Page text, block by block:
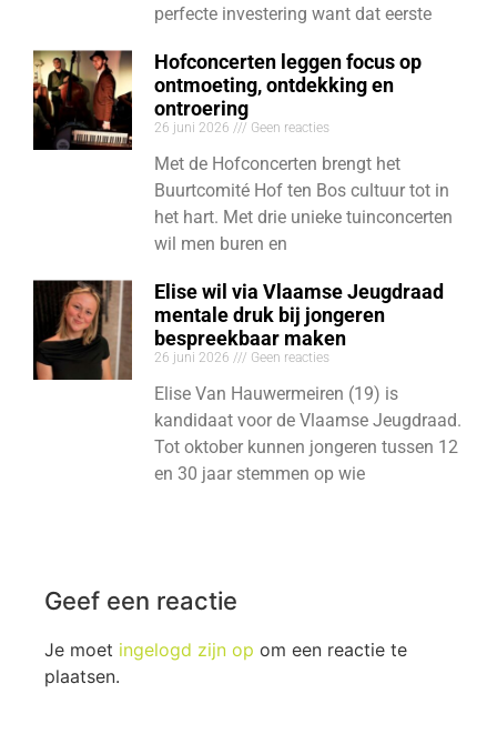
perfecte investering want dat eerste
Hofconcerten leggen focus op
ontmoeting, ontdekking en
ontroering
26 juni 2026 Geen reacties
Met de Hofconcerten brengt het
Buurtcomité Hof ten Bos cultuur tot in
het hart. Met drie unieke tuinconcerten
wil men buren en
Elise wil via Vlaamse Jeugdraad
mentale druk bij jongeren
bespreekbaar maken
26 juni 2026 Geen reacties
Elise Van Hauwermeiren (19) is
kandidaat voor de Vlaamse Jeugdraad.
Tot oktober kunnen jongeren tussen 12
en 30 jaar stemmen op wie
Geef een reactie
Je moet ingelogd zijn op om een reactie te
plaatsen.